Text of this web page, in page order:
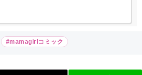
#mamagirlコミック